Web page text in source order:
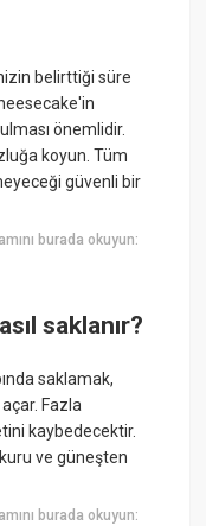
belirttiği süre
önemlidir.
koyun. Tüm
güvenli bir
burada okuyun:
saklanır?
saklamak,
Fazla
kaybedecektir.
ve güneşten
burada okuyun: